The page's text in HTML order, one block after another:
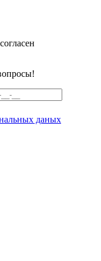
согласен
даных